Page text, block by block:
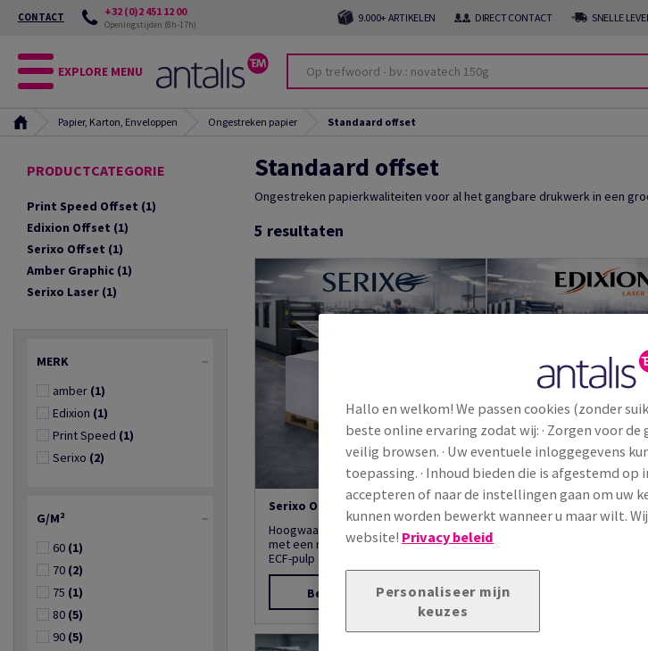
CONTACT +32 (0)2 451 12 00
Openingstijden (8h-17h) 9.000+ ARTIKELEN DIRECT CONTACT SNELLE
EXPLORE MENU
Papier, Karton, Enveloppen Ongestreken papier Standaard offset
PRODUCTCATEGORIE
Print Speed Offset (1)
Edixion Offset (1)
Serixo Offset (1)
Amber Graphic (1)
Serixo Laser (1)
MERK
amber (1)
Edixion (1)
Print Speed (1)
Serixo (2)
G/M²
60 (1)
70 (2)
75 (1)
80 (5)
90 (5)
Standaard offset
Ongestreken papierkwaliteiten voor al het gangbare drukwerk in een
5 resultaten
Serixo Offset
Hoogwaardig houtvrij offsetpapier
met een mat wit oppervlak. 100%
ECF-pulp (gebleekt zo...
Bekijk producten(37)
Edixion Offset
Hallo en welkom! We passen cookies (zonder
beste online ervaring zodat wij: · Zorgen voor
veilig browsen. · Uw eventuele inloggegevens
toepassing. · Inhoud bieden die is afgestemd op
accepteren of naar de instellingen gaan om uw
kunnen worden bewerkt wanneer u maar wilt.
website! Privacy beleid
Personaliseer mijn
keuzes